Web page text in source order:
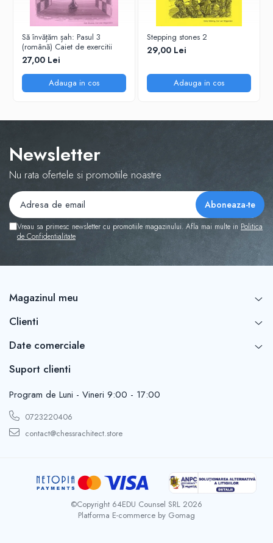
Să învățăm șah: Pasul 3
(română) Caiet de exercitii
27,00 Lei
Adauga in cos
Stepping stones 2
29,00 Lei
Adauga in cos
Newsletter
Nu rata ofertele si promotiile noastre
Vreau sa primesc newsletter cu promotiile magazinului. Afla mai multe in Politica
de Confidentialitate
Magazinul meu
Clienti
Date comerciale
Suport clienti
Program de Luni - Vineri 9:00 - 17:00
0723220406
contact@chessrachitect.store
©Copyright 64EDU Counsel SRL 2026
Platforma E-commerce by Gomag